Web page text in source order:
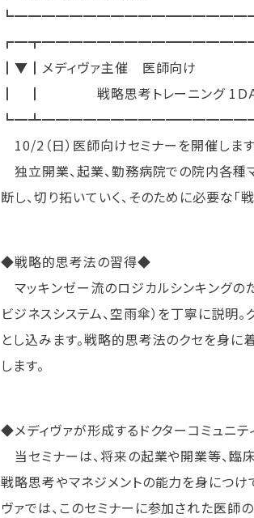
┃▼┃メディヴァ主催 医師向け
┃ ┃ 戦略思考トレーニング 1ＤＡ
10/2（日）医師向けセミナーを開催します
独立開業、起業、勤務病院での院内各種
断し、切り拓いていく、そのために必要な
◆戦略的思考法の習得◆
マッキンゼー流のロジカルシンキングのた
ビジネスシステム、空雨傘）を丁寧に説明
とし込みます。戦略的思考法のクセを身に
します。
◆メディヴァが形成するドクターコミュニ
当セミナーは、将来の起業や開業等、臨
戦略思考やマネジメントの能力を身につけ
ヴァでは、このセミナーに参加された医師